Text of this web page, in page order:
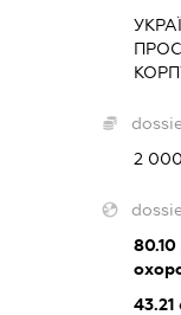
2
80.10
43.21